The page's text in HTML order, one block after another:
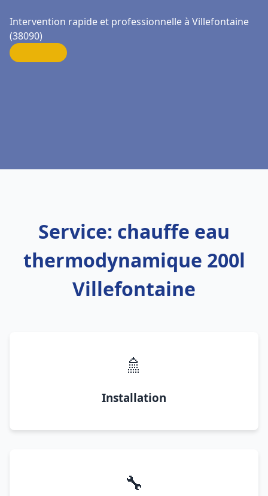
Intervention rapide et professionnelle à Villefontaine
(38090)
Service: chauffe eau
thermodynamique 200l
Villefontaine
🚿
Installation
🔧